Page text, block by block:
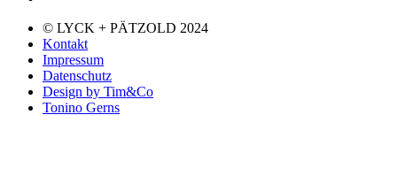
© LYCK + PÄTZOLD 2024
Kontakt
Impressum
Datenschutz
Design by Tim&Co
Tonino Gerns